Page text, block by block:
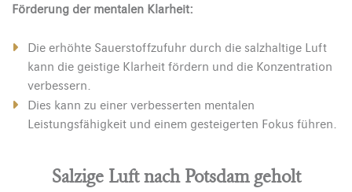
Förderung der mentalen Klarheit:
Die erhöhte Sauerstoffzufuhr durch die salzhaltige Luft
kann die geistige Klarheit fördern und die Konzentration
verbessern.
Dies kann zu einer verbesserten mentalen
Leistungsfähigkeit und einem gesteigerten Fokus führen.
Salzige Luft nach Potsdam geholt